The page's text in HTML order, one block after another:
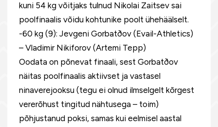
kuni 54 kg võitjaks tulnud Nikolai Zaitsev sai
poolfinaalis võidu kohtunike poolt ühehäälselt.
-60 kg (9): Jevgeni Gorbatðov (Evail-Athletics)
– Vladimir Nikiforov (Artemi Tepp)
Oodata on põnevat finaali, sest Gorbatðov
näitas poolfinaalis aktiivset ja vastasel
ninaverejooksu (tegu ei olnud ilmselgelt kõrgest
vererõhust tingitud nähtusega – toim)
põhjustanud poksi, samas kui eelmisel aastal